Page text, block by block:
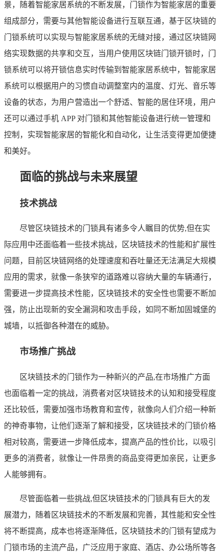
景，随着智能家居系统的不断发展，门锁作为智能家居的重要
组成部分，需要与其他智能设备进行互联互通，基于区块链的
门锁系统可以实现与智能家居系统的无缝对接，通过区块链网
络实现数据的共享和交互，当用户使用区块链门锁开锁时，门
锁系统可以将开锁信息实时传输到智能家居系统中，智能家居
系统可以根据用户的习惯自动调整室内的温度、灯光、音乐等
设备的状态，为用户营造出一个舒适、智能的居住环境，用户
还可以通过手机 APP 对门锁和其他智能设备进行统一管理和
控制，实现智能家居的智能化和自动化，让生活变得更加便捷
和美好。
面临的挑战与未来展望
技术挑战
尽管区块链技术的门锁具有诸多令人瞩目的优势,但在实
际应用中还面临着一些技术挑战，区块链技术的性能和扩展性
问题，目前区块链网络的处理速度和吞吐量还无法满足大规模
应用的需求，就像一条狭窄的道路难以容纳大量的车辆通行，
需要进一步提高技术性能，区块链技术的安全性也需要不断加
强，防止出现新的安全漏洞和攻击手段，如同不断加固城堡的
城墙，以抵御各种潜在的威胁。
市场推广挑战
区块链技术的门锁作为一种新兴的产品,在市场推广方面
也面临着一定的挑战，消费者对区块链技术的认知和接受程度
还比较低，需要加强市场教育和宣传，就像向人们介绍一种新
的神奇事物，让他们逐渐了解和接受，区块链技术的门锁价格
相对较高，需要进一步降低成本，提高产品的性价比，以吸引
更多的消费者，就像让一件昂贵的商品变得更加亲民，让更多
人能够拥有。
尽管面临着一些挑战,但区块链技术的门锁具有巨大的发
展潜力，随着区块链技术的不断发展和完善，其性能和安全性
将不断提高，成本也将逐渐降低，区块链技术的门锁有望成为
门锁市场的主流产品，广泛应用于家庭、酒店、办公场所等各